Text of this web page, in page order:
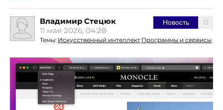
0
Новость
Владимир Стецюк
11 мая 2026, 04:28
Темы: Искусственный интеллект Программы и сервисы